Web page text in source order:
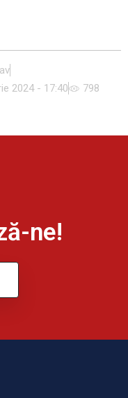
2024 - 17:40 798
ne!